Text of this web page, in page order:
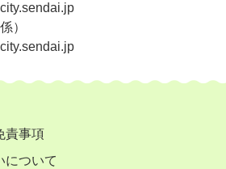
）
責事項
について